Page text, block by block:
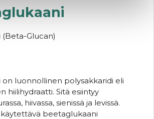
Glucan)
luonnollinen polysakkaridi eli
hiilihydraatti. Sitä esiintyy
hiivassa, sienissä ja levissä.
beetaglukaani